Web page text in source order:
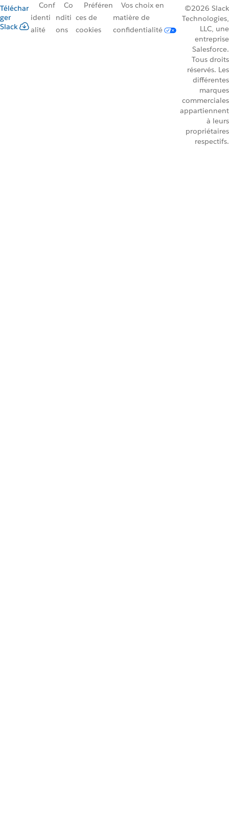
Téléchar
ger
Slack
Conf
identi
alité
Co
nditi
ons
Préféren
ces de
cookies
Vos choix en
matière de
confidentialité
©2026 Slack
Technologies,
LLC, une
entreprise
Salesforce.
Tous droits
réservés. Les
différentes
marques
commerciales
appartiennent
à leurs
propriétaires
respectifs.